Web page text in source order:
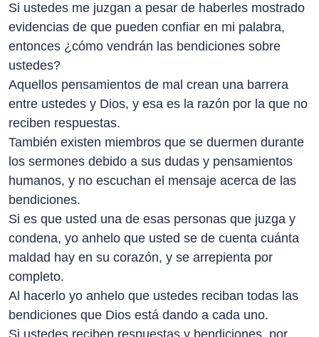
Si ustedes me juzgan a pesar de haberles mostrado
evidencias de que pueden confiar en mi palabra,
entonces ¿cómo vendrán las bendiciones sobre
ustedes?
Aquellos pensamientos de mal crean una barrera
entre ustedes y Dios, y esa es la razón por la que no
reciben respuestas.
También existen miembros que se duermen durante
los sermones debido a sus dudas y pensamientos
humanos, y no escuchan el mensaje acerca de las
bendiciones.
Si es que usted una de esas personas que juzga y
condena, yo anhelo que usted se de cuenta cuánta
maldad hay en su corazón, y se arrepienta por
completo.
Al hacerlo yo anhelo que ustedes reciban todas las
bendiciones que Dios está dando a cada uno.
Si ustedes reciben respuestas y bendiciones, por